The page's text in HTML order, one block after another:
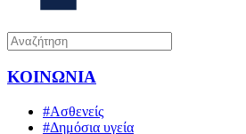
ΚΟΙΝΩΝΙΑ
#Ασθενείς
#Δημόσια υγεία